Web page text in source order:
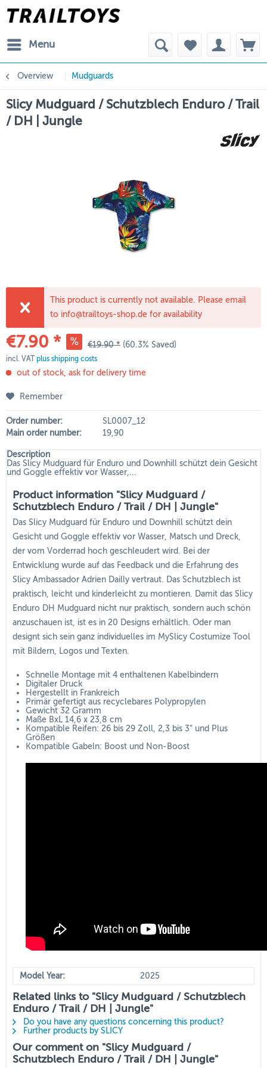
Menu
Overview Mudguards
Slicy Mudguard / Schutzblech Enduro / Trail
/ DH | Jungle
This product is currently not available. Please email
to info@trailtoys-shop.de for availability
€7.90 * €19.90 * (60.3% Saved)
incl. VAT plus shipping costs
out of stock, ask for delivery time
Remember
Order number:
SL0007_12
Main order number:
19,90
Description
Das Slicy Mudguard für Enduro und Downhill schützt dein Gesicht
und Goggle effektiv vor Wasser,...
Product information "Slicy Mudguard /
Schutzblech Enduro / Trail / DH | Jungle"
Das Slicy Mudguard für Enduro und Downhill schützt dein
Gesicht und Goggle effektiv vor Wasser, Matsch und Dreck,
der vom Vorderrad hoch geschleudert wird. Bei der
Entwicklung wurde auf das Feedback und die Erfahrung des
Slicy Ambassador Adrien Dailly vertraut. Das Schutzblech ist
praktisch, leicht und kinderleicht zu montieren. Damit das Slicy
Enduro DH Mudguard nicht nur praktisch, sondern auch schön
anzuschauen ist, ist es in 20 Designs erhältlich. Oder man
designt sich sein ganz individuelles im MySlicy Costumize Tool
mit Bildern, Logos und Texten.
Schnelle Montage mit 4 enthaltenen Kabelbindern
Digitaler Druck
Hergestellt in Frankreich
Primär gefertigt aus recyclebares Polypropylen
Gewicht 32 Gramm
Maße BxL 14,6 x 23,8 cm
Kompatible Reifen: 26 bis 29 Zoll, 2,3 bis 3“ und Plus
Größen
Kompatible Gabeln: Boost und Non-Boost
Model Year: 2025
Related links to "Slicy Mudguard / Schutzblech
Enduro / Trail / DH | Jungle"
Do you have any questions concerning this product?
Further products by SLICY
Our comment on "Slicy Mudguard /
Schutzblech Enduro / Trail / DH | Jungle"